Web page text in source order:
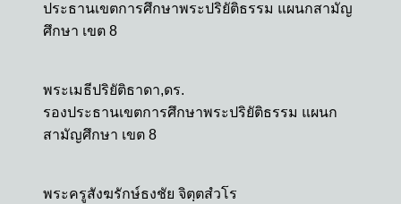
ประธานเขตการศึกษาพระปริยัติธรรม แผนกสามัญ
ศึกษา เขต 8
พระเมธีปริยัติธาดา,ดร.
รองประธานเขตการศึกษาพระปริยัติธรรม แผนก
สามัญศึกษา เขต 8
พระครูสังฆรักษ์ธงชัย จิตฺตสํวโร